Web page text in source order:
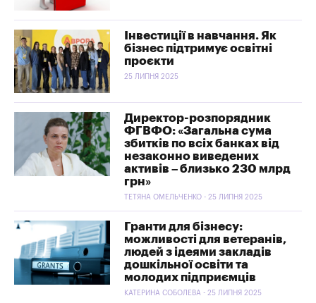
Інвестиції в навчання. Як
бізнес підтримує освітні
проєкти
25 ЛИПНЯ 2025
Директор-розпорядник
ФГВФО: «Загальна сума
збитків по всіх банках від
незаконно виведених
активів – близько 230 млрд
грн»
ТЕТЯНА ОМЕЛЬЧЕНКО - 25 ЛИПНЯ 2025
Гранти для бізнесу:
можливості для ветеранів,
людей з ідеями закладів
дошкільної освіти та
молодих підприємців
КАТЕРИНА СОБОЛЕВА - 25 ЛИПНЯ 2025